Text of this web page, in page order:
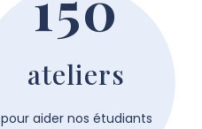
ateliers
pour aider nos étudiants